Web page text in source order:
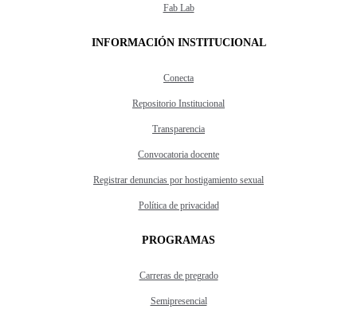
Fab Lab
INFORMACIÓN INSTITUCIONAL
Conecta
Repositorio Institucional
Transparencia
Convocatoria docente
Registrar denuncias por hostigamiento sexual
Política de privacidad
PROGRAMAS
Carreras de pregrado
Semipresencial